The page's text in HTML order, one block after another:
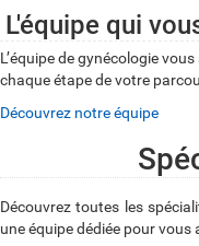
L'équipe qui
L’équipe de gynécologie
chaque étape de votre
Découvrez notre équipe
Découvrez toutes les
une équipe dédiée pour